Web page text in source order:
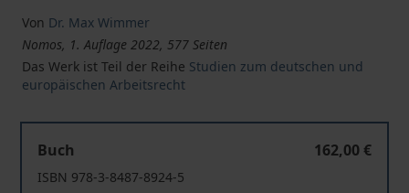
Von Dr. Max Wimmer
Nomos, 1. Auflage 2022, 577 Seiten
Das Werk ist Teil der Reihe Studien zum deutschen und
europäischen Arbeitsrecht
Buch
162,00 €
ISBN 978-3-8487-8924-5